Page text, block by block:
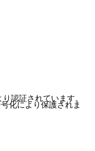
認証されています。
化により保護されま